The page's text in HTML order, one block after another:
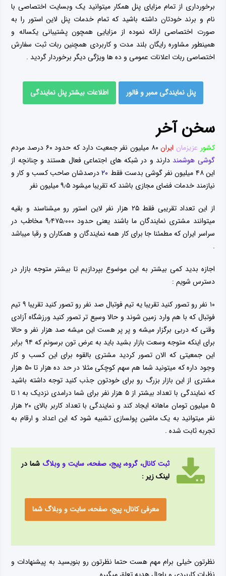
برخورداری از تمام مزایای پنل همکار میتوانید یک وبسایت اختصاصی با
نام و برند خودتان داشته باشید که تمام خدمات پنل لاین استور را به
صورت اختصاصی ارائه نموده از مزایایی همچون پشتیبانی یکساله و
همینطور مشاوره رایگان بلند مدت و کاربردی همچنین ربات ثبت سفارش
اختصاصی ربات اعلانات عمومی و ده ها ویژگی دیگر برخوردار گردید .
پنل نمایندگی ممبر و فالور اطلاعات بیشتر پنل نمایندگی
سخن آخر
کشور عزیزمان ایران۸۰ میلیون نفر جمعیت دارد که حدود ۶۰ درصد مردم
گوشی هوشمند دارند و در شبکه های اجتماعی فعال هستند و چنانچه از
این ۴۸ میلیون نفر گوشی بدست فقط
۲۰ درصدشان صاحب کسب و کار و
نیازمند خدمات فضای مجازی باشند که تقریبا میشود ۹٫۵ میلیون نفر
از این تعداد تقریبی فقط ۲۵ هزار نفر لاین استور رو میشناسند و بقیه
میتوانند مشتری نمایندگان ما باشند یعنی حدود ۹٫۴۷۵٫۰۰۰ مخاطب در
سراسر ایران که مطمئنا جا برای کار همه نمایندگان و همکاران و رقبا میباشد
.
اجازه بدید کمی بیشتر به این موضوع بپردازیم تا بیشتر متوجه بازار در
دسترس شویم :
۱۰ نفر رو تصور کنید تقریبا یه تیم فوتبال صد نفر رو تصور کنید تقریبا ۹ تیم
فوتبال که با هم وارد زمین شوند و حالا وسیع تر تصور کنید ورزشگاه آزادی
وقتی که دربی برگزار میشه و پر پر هست این میشه صد هزار نفر و حالا
برای اینکه متوجه وسعت بازار بشید باید به عرض تون برسونم که ۹۴ برابر
این جمعیتی که الان تصور کردید مشتری بالقوه برای این کسب و کار
وجود داره که میتونید شما هم سهم کوچکی مثلا در حد ده هزار تا ۵۰ هزار
مشتری از این بازار بزرگ رو برای خودتون جذب کنید توجه داشته باشید
که نمایندگی با تعداد بیشتر از ۵ هزار نفر برای شما درامدی نزدیک به ۱ تا
۵ میلیون تومان ماهانه ایجاد کند و نمایندگی با تعداد کاربر بالای ۲۰ هزار
نفر میتوانید به یک ماشین پولسازی تشبیه شود که این اعداد و ارقام به
تجربه ثابت شده .
ثبت کانال، گروه، پیج، صفحه، سایت و وبلاگ شما در
لینک زیر :
معرفی کانال، پیج، صفحه، سایت و وبلاگ شما
نظرتون خیلی برام مهم هست حتما نظرتون رو بنویسید به پیشنهادات و